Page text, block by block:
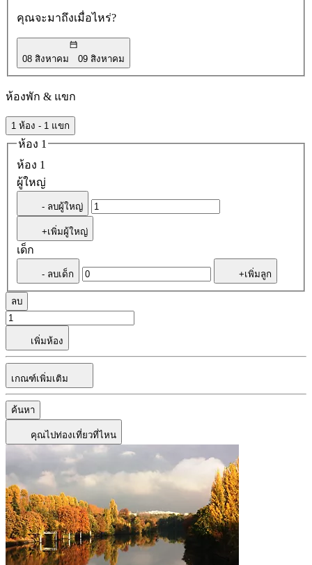
คุณจะมาถึงเมื่อไหร่?
08 สิงหาคม 09 สิงหาคม
ห้องพัก & แขก
1 ห้อง - 1 แขก
ห้อง 1
ห้อง 1
ผู้ใหญ่
- ลบผู้ใหญ่
+เพิ่มผู้ใหญ่
เด็ก
- ลบเด็ก +เพิ่มลูก
ลบ
เพิ่มห้อง
เกณฑ์เพิ่มเติม
ค้นหา
คุณไปท่องเที่ยวที่ไหน